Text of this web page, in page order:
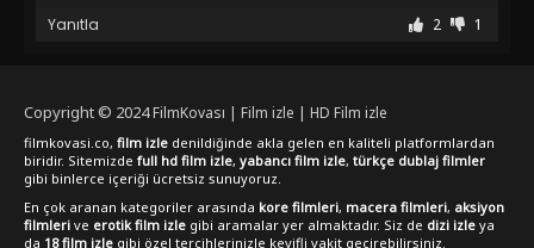
2 1
Yanıtla
Copyright © 2024FilmKovası | Film izle | HD Film izle
filmkovasi.co, film izle denildiğinde akla gelen en kaliteli platformlardan
biridir. Sitemizde full hd film izle, yabancı film izle, türkçe dublaj filmler
gibi binlerce içeriği ücretsiz sunuyoruz.
En çok aranan kategoriler arasında kore filmleri, macera filmleri, aksiyon
filmleri ve erotik film izle gibi aramalar yer almaktadır. Siz de dizi izle ya
da 18 film izle gibi özel tercihlerinizle keyifli vakit geçirebilirsiniz.